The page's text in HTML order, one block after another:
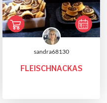
sandra68130
FLEISCHNACKAS